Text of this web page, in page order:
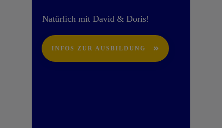
Natürlich mit David & Doris!
INFOS ZUR AUSBILDUNG